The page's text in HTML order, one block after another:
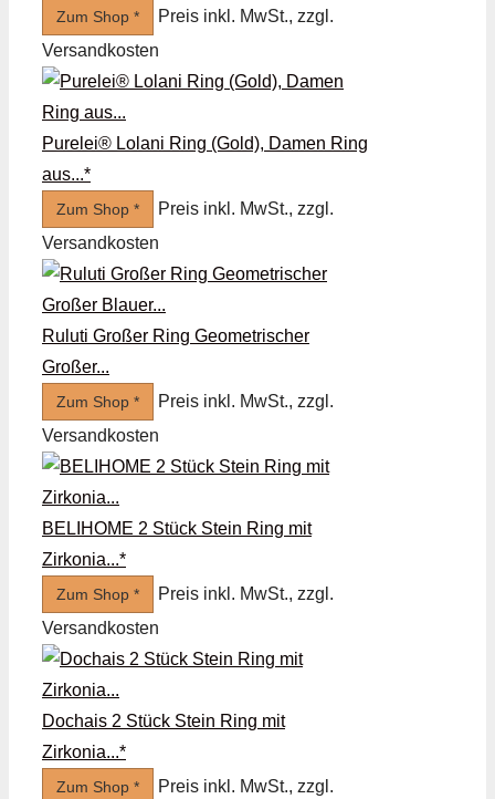
Zum Shop *
Preis inkl. MwSt., zzgl.
Versandkosten
Purelei® Lolani Ring (Gold), Damen Ring
aus...*
Zum Shop *
Preis inkl. MwSt., zzgl.
Versandkosten
Ruluti Großer Ring Geometrischer
Großer...
Zum Shop *
Preis inkl. MwSt., zzgl.
Versandkosten
BELIHOME 2 Stück Stein Ring mit
Zirkonia...*
Zum Shop *
Preis inkl. MwSt., zzgl.
Versandkosten
Dochais 2 Stück Stein Ring mit
Zirkonia...*
Zum Shop *
Preis inkl. MwSt., zzgl.